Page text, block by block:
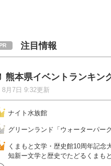
注目情報
熊本県イベントランキン
8月7日 9:32更新
ナイト水族館
グリーンランド「ウォーターパーク
くまもと文学・歴史館10周年記念
知新ー文学と歴史でたどるくまも